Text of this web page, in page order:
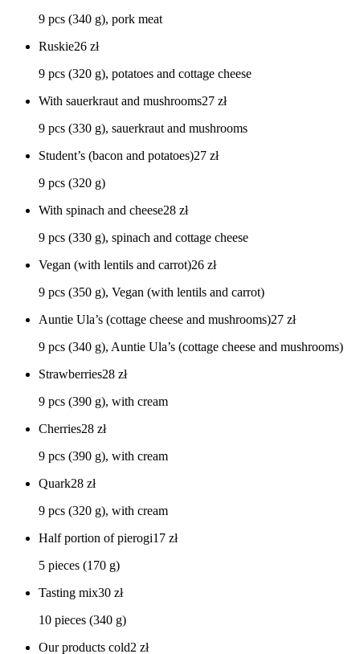
9 pcs (340 g), pork meat
Ruskie26 zł
9 pcs (320 g), potatoes and cottage cheese
With sauerkraut and mushrooms27 zł
9 pcs (330 g), sauerkraut and mushrooms
Student’s (bacon and potatoes)27 zł
9 pcs (320 g)
With spinach and cheese28 zł
9 pcs (330 g), spinach and cottage cheese
Vegan (with lentils and carrot)26 zł
9 pcs (350 g), Vegan (with lentils and carrot)
Auntie Ula’s (cottage cheese and mushrooms)27 zł
9 pcs (340 g), Auntie Ula’s (cottage cheese and mushrooms)
Strawberries28 zł
9 pcs (390 g), with cream
Cherries28 zł
9 pcs (390 g), with cream
Quark28 zł
9 pcs (320 g), with cream
Half portion of pierogi17 zł
5 pieces (170 g)
Tasting mix30 zł
10 pieces (340 g)
Our products cold2 zł